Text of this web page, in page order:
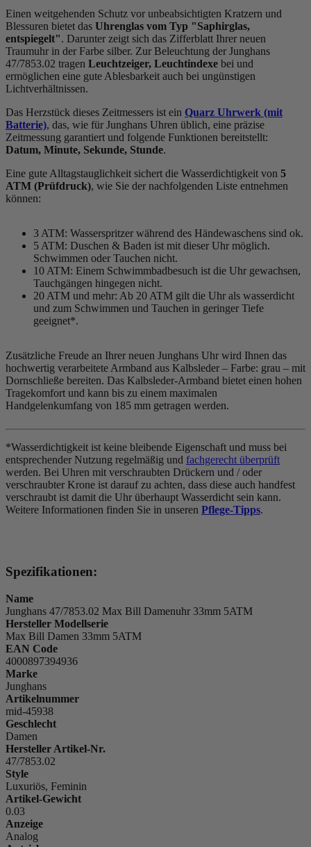
Einen weitgehenden Schutz vor unbeabsichtigten Kratzern und
Blessuren bietet das Uhrenglas vom Typ "Saphirglas,
entspiegelt". Darunter zeigt sich das Zifferblatt Ihrer neuen
Traumuhr in der Farbe silber. Zur Beleuchtung der Junghans
47/7853.02 tragen Leuchtzeiger, Leuchtindexe bei und
ermöglichen eine gute Ablesbarkeit auch bei ungünstigen
Lichtverhältnissen.
Das Herzstück dieses Zeitmessers ist ein Quarz Uhrwerk (mit
Batterie), das, wie für Junghans Uhren üblich, eine präzise
Zeitmessung garantiert und folgende Funktionen bereitstellt:
Datum, Minute, Sekunde, Stunde.
Eine gute Alltagstauglichkeit sichert die Wasserdichtigkeit von 5
ATM (Prüfdruck), wie Sie der nachfolgenden Liste entnehmen
können:
3 ATM: Wasserspritzer während des Händewaschens sind ok.
5 ATM: Duschen & Baden ist mit dieser Uhr möglich.
Schwimmen oder Tauchen nicht.
10 ATM: Einem Schwimmbadbesuch ist die Uhr gewachsen,
Tauchgängen hingegen nicht.
20 ATM und mehr: Ab 20 ATM gilt die Uhr als wasserdicht
und zum Schwimmen und Tauchen in geringer Tiefe
geeignet*.
Zusätzliche Freude an Ihrer neuen Junghans Uhr wird Ihnen das
hochwertig verarbeitete Armband aus Kalbsleder – Farbe: grau – mit
Dornschließe bereiten. Das Kalbsleder-Armband bietet einen hohen
Tragekomfort und kann bis zu einem maximalen
Handgelenkumfang von 185 mm getragen werden.
*Wasserdichtigkeit ist keine bleibende Eigenschaft und muss bei
entsprechender Nutzung regelmäßig und fachgerecht überprüft
werden. Bei Uhren mit verschraubten Drückern und / oder
verschraubter Krone ist darauf zu achten, dass diese auch handfest
verschraubt ist damit die Uhr überhaupt Wasserdicht sein kann.
Weitere Informationen finden Sie in unseren Pflege-Tipps.
Spezifikationen:
Name
Junghans 47/7853.02 Max Bill Damenuhr 33mm 5ATM
Hersteller Modellserie
Max Bill Damen 33mm 5ATM
EAN Code
4000897394936
Marke
Junghans
Artikelnummer
mid-45938
Geschlecht
Damen
Hersteller Artikel-Nr.
47/7853.02
Style
Luxuriös, Feminin
Artikel-Gewicht
0.03
Anzeige
Analog